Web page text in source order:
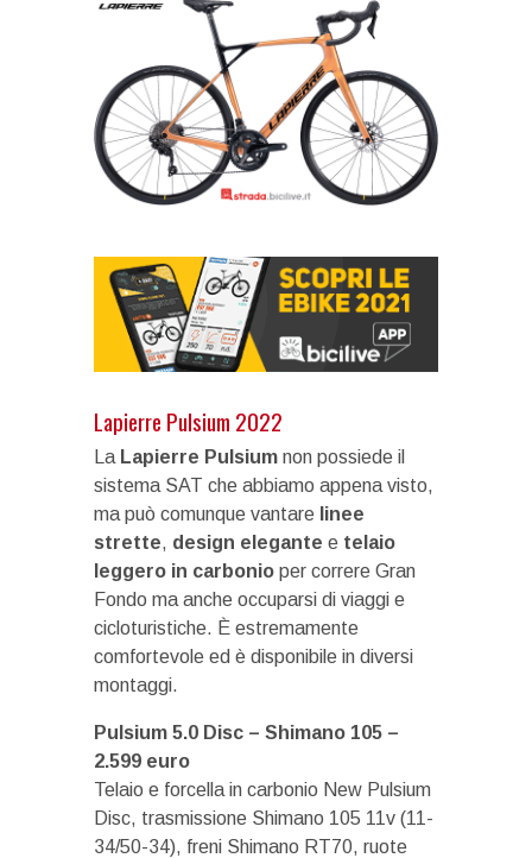
Lapierre Pulsium 2022
La Lapierre Pulsium non possiede il
sistema SAT che abbiamo appena visto,
ma può comunque vantare linee
strette, design elegante e telaio
leggero in carbonio per correre Gran
Fondo ma anche occuparsi di viaggi e
cicloturistiche. È estremamente
comfortevole ed è disponibile in diversi
montaggi.
Pulsium 5.0 Disc – Shimano 105 –
2.599 euro
Telaio e forcella in carbonio New Pulsium
Disc, trasmissione Shimano 105 11v (11-
34/50-34), freni Shimano RT70, ruote